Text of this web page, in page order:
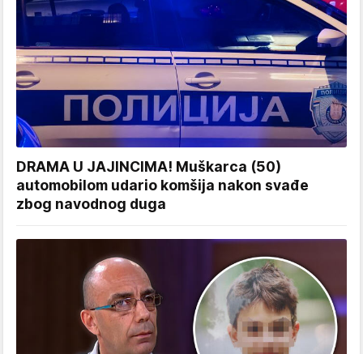
DRAMA U JAJINCIMA! Muškarca (50)
automobilom udario komšija nakon svađe
zbog navodnog duga